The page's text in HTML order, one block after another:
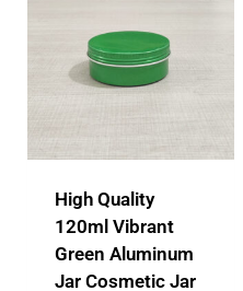
High Quality
120ml Vibrant
Green Aluminum
Jar Cosmetic Jar